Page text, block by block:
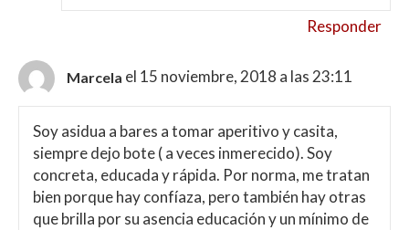
Responder
Marcela el 15 noviembre, 2018 a las 23:11
Soy asidua a bares a tomar aperitivo y casita,
siempre dejo bote ( a veces inmerecido). Soy
concreta, educada y rápida. Por norma, me tratan
bien porque hay confíaza, pero también hay otras
que brilla por su asencia educación y un mínimo de